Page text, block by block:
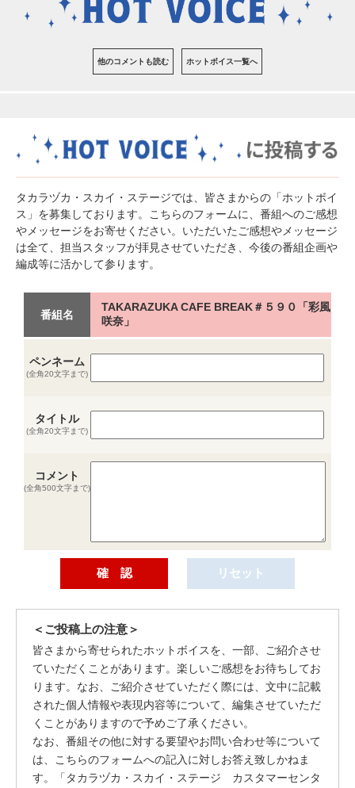
他のコメントも読む ホットボイス一覧へ
タカラヅカ・スカイ・ステージでは、皆さまからの「ホットボイ
ス」を募集しております。こちらのフォームに、番組へのご感想
やメッセージをお寄せください。いただいたご感想やメッセージ
は全て、担当スタッフが拝見させていただき、今後の番組企画や
編成等に活かして参ります。
番組名
TAKARAZUKA CAFE BREAK＃５９０「彩風
咲奈」
ペンネーム
(全角20文字まで)
タイトル
(全角20文字まで)
コメント
(全角500文字まで)
＜ご投稿上の注意＞
皆さまから寄せられたホットボイスを、一部、ご紹介させ
ていただくことがあります。楽しいご感想をお待ちしてお
ります。なお、ご紹介させていただく際には、文中に記載
された個人情報や表現内容等について、編集させていただ
くことがありますので予めご了承ください。
なお、番組その他に対する要望やお問い合わせ等について
は、こちらのフォームへの記入に対しお答え致しかねま
す。「タカラヅカ・スカイ・ステージ カスタマーセンタ